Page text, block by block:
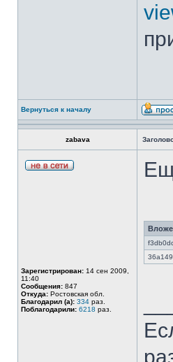
Вернуться к началу
zabava
Зарегистрирован: 14 сен 2009,
11:40
Сообщения: 847
Откуда: Ростовская обл.
Благодарил (а): 334 раз.
Поблагодарили: 6218 раз.